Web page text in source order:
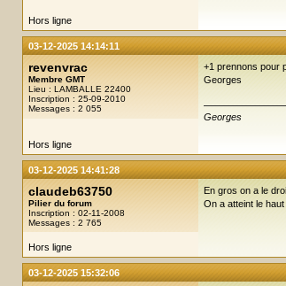
Hors ligne
03-12-2025 14:14:11
revenvrac
Membre GMT
Lieu : LAMBALLE 22400
Inscription : 25-09-2010
Messages : 2 055
+1 prennons pour
Georges
Georges
Hors ligne
03-12-2025 14:41:28
claudeb63750
Pilier du forum
Inscription : 02-11-2008
Messages : 2 765
En gros on a le
On a atteint le
Hors ligne
03-12-2025 15:32:06